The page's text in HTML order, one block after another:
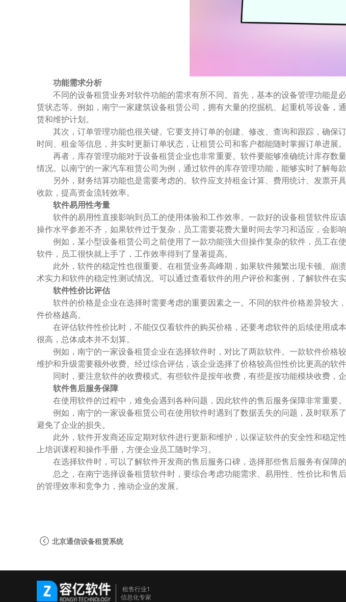
功能需求分析
不同的设备租赁业务对软件功能的需求有所不同。首先，基本的设备管理功能
赁状态等。例如，南宁一家建筑设备租赁公司，拥有大量的挖掘机、起重机等设备
赁和维护计划。
其次，订单管理功能也很关键。它要支持订单的创建、修改、查询和跟踪，确
时间、租金等信息，并实时更新订单状态，让租赁公司和客户都能随时掌握订单进展。
再者，库存管理功能对于设备租赁企业也非常重要。软件要能够准确统计库存
情况。以南宁的一家汽车租赁公司为例，通过软件的库存管理功能，能够实时了解每
另外，财务结算功能也是需要考虑的。软件应支持租金计算、费用统计、发票
收款，提高资金流转效率。
软件易用性考量
软件的易用性直接影响到员工的使用体验和工作效率。一款好的设备租赁软件
操作水平参差不齐，如果软件过于复杂，员工需要花费大量时间去学习和适应，会影响
例如，某小型设备租赁公司之前使用了一款功能强大但操作复杂的软件，员工
软件，员工很快就上手了，工作效率得到了显著提高。
此外，软件的稳定性也很重要。在租赁业务高峰期，如果软件频繁出现卡顿、
术实力和软件的稳定性测试情况。可以通过查看软件的用户评价和案例，了解软件在实
软件性价比评估
软件的价格是企业在选择时需要考虑的重要因素之一。不同的软件价格差异较
件价格越高。
在评估软件性价比时，不能仅仅看软件的购买价格，还要考虑软件的后续使用
很高，总体成本并不划算。
例如，南宁的一家设备租赁企业在选择软件时，对比了两款软件。一款软件价
维护和升级需要额外收费。经过综合评估，该企业选择了价格较高但性价比更高的软
同时，要注意软件的收费模式。有些软件是按年收费，有些是按功能模块收费，
软件售后服务保障
在使用软件的过程中，难免会遇到各种问题，因此软件的售后服务保障非常重要
例如，南宁的一家设备租赁公司在使用软件时遇到了数据丢失的问题，及时联系
避免了企业的损失。
此外，软件开发商还应定期对软件进行更新和维护，以保证软件的安全性和稳
上培训课程和操作手册，方便企业员工随时学习。
在选择软件时，可以了解软件开发商的售后服务口碑，选择那些售后服务有保障
总之，在南宁选择设备租赁软件时，要综合考虑功能需求、易用性、性价比和
的管理效率和竞争力，推动企业的发展。
北京通信设备租赁系统
租售行业1
信息化专家